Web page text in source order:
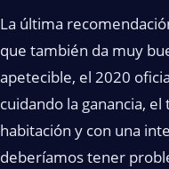
La última
que también da muy
apetecible, el 2020
cuidando la ganancia,
habitación y con una
deberíamos tener